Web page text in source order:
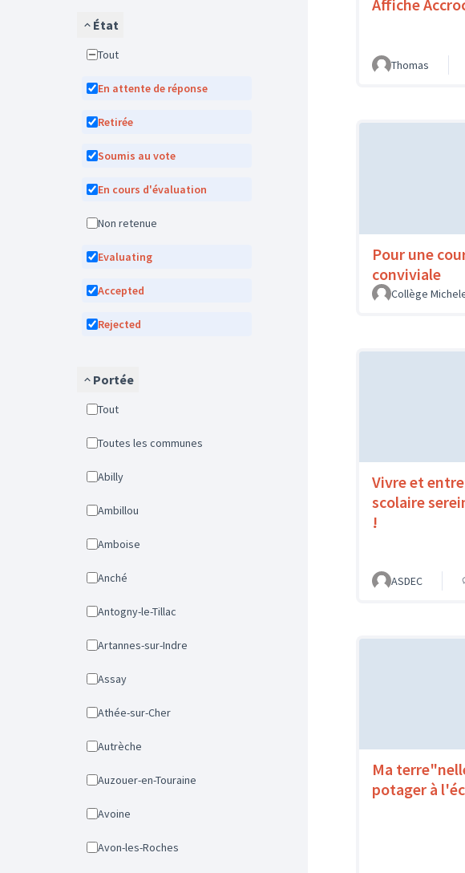
État
Tout
En attente de réponse
Retirée
Soumis au vote
En cours d'évaluation
Non retenue
Evaluating
Accepted
Rejected
Portée
Tout
Toutes les communes
Abilly
Ambillou
Amboise
Anché
Antogny-le-Tillac
Artannes-sur-Indre
Assay
Athée-sur-Cher
Autrèche
Auzouer-en-Touraine
Avoine
Avon-les-Roches
Affiche
Thomas
Pour une
conviviale
Collège
Vivre et
scolaire
!
ASDEC
Ma
potager à